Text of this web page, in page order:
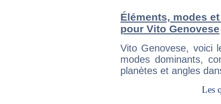
Éléments, modes
pour Vito Genovese
Vito Genovese, voici
modes dominants,
planètes et angles